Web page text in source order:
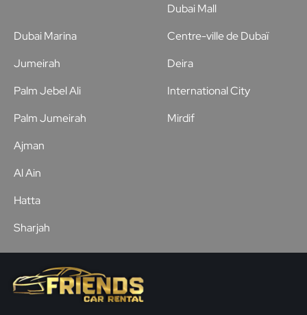
Dubai Mall
Dubai Marina
Jumeirah
Palm Jebel Ali
Palm Jumeirah
Centre-ville de Dubaï
Deira
International City
Mirdif
Ajman
Al Ain
Hatta
Sharjah